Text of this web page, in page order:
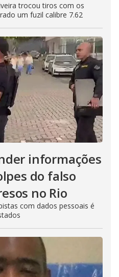
trocou tiros com os
um fuzil calibre 7.62
informações
do falso
no Rio
com dados pessoais é